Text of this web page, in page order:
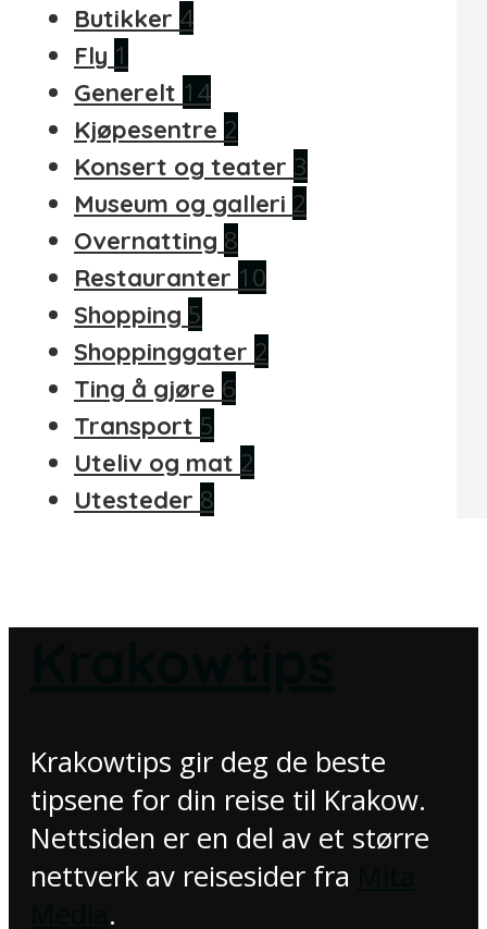
Butikker 4
Fly 1
Generelt 14
Kjøpesentre 2
Konsert og teater 3
Museum og galleri 2
Overnatting 8
Restauranter 10
Shopping 5
Shoppinggater 2
Ting å gjøre 6
Transport 5
Uteliv og mat 2
Utesteder 8
Krakowtips gir deg de beste
tipsene for din reise til Krakow.
Nettsiden er en del av et større
nettverk av reisesider fra
.